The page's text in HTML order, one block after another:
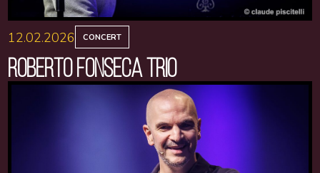
12.02.2026 CONCERT
ROBERTO FONSECA TRIO